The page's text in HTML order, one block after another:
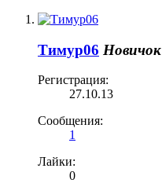
Тимур06 Новичок
Регистрация:
27.10.13
Сообщения:
1
Лайки:
0